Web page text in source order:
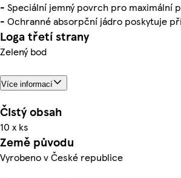
- Speciální jemný povrch pro maximální
- Ochranné absorpční jádro poskytuje
Loga třetí strany
Zelený bod
Více informací
Čistý obsah
10 x ks
Země původu
Vyrobeno v České republice